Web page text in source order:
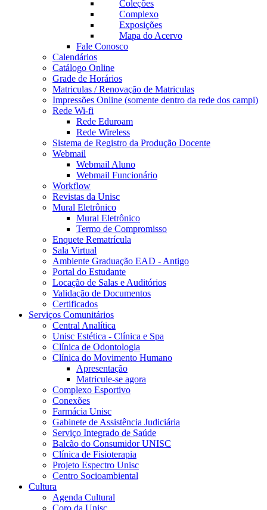
Coleções
Complexo
Exposições
Mapa do Acervo
Fale Conosco
Calendários
Catálogo Online
Grade de Horários
Matriculas / Renovação de Matriculas
Impressões Online (somente dentro da rede dos campi)
Rede Wi-fi
Rede Eduroam
Rede Wireless
Sistema de Registro da Produção Docente
Webmail
Webmail Aluno
Webmail Funcionário
Workflow
Revistas da Unisc
Mural Eletrônico
Mural Eletrônico
Termo de Compromisso
Enquete Rematrícula
Sala Virtual
Ambiente Graduação EAD - Antigo
Portal do Estudante
Locação de Salas e Auditórios
Validação de Documentos
Certificados
Serviços Comunitários
Central Analítica
Unisc Estética - Clínica e Spa
Clínica de Odontologia
Clínica do Movimento Humano
Apresentação
Matricule-se agora
Complexo Esportivo
Conexões
Farmácia Unisc
Gabinete de Assistência Judiciária
Serviço Integrado de Saúde
Balcão do Consumidor UNISC
Clínica de Fisioterapia
Projeto Espectro Unisc
Centro Socioambiental
Cultura
Agenda Cultural